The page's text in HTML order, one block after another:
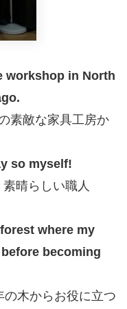
workshop in North
素敵な家具工房か
so myself!
素晴らしい職人
where my
becoming
の木からお役に立つ